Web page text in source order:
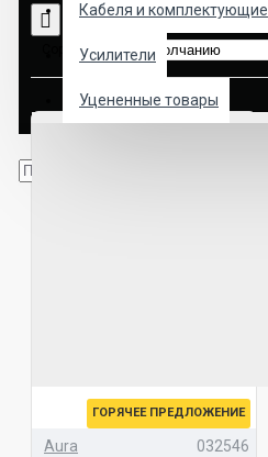
Кабеля и комплектующие
Усилители
Уцененные товары
Сортировка:
ГОРЯЧЕЕ ПРЕДЛОЖЕНИЕ
Aura 032546